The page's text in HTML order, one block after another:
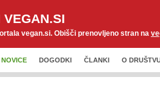
VEGAN.SI
vegan.si. Obišči prenovljeno stran na
NOVICE DOGODKI ČLANKI O